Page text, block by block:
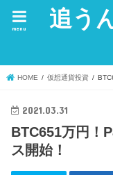
追う
menu
HOME 仮想通貨投資
2021.03.31
BTC651万円！
ス開始！